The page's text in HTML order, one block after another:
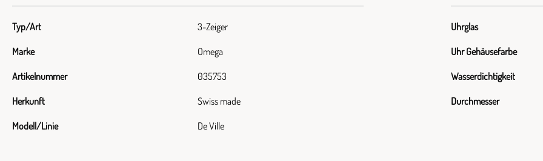
Typ/Art 3-Zeiger
Marke Omega
Artikelnummer 035753
Herkunft Swiss made
Modell/Linie De Ville
Uhrglas
Uhr Gehäusefarbe
Wasserdichtigkeit
Durchmesser